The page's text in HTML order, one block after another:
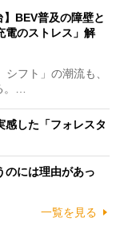
】BEV普及の障壁と
電のストレス」解
フト」の潮流も、
。…
感した「フォレスタ
のには理由があっ
一覧を見る